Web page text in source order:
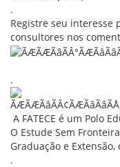
.
Registre seu interesse
consultores nos
.
A FATECE é um Polo
O Estude Sem
Graduação e
.